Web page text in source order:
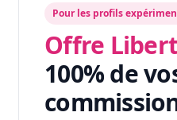
Pour les profils
Offre
100% de